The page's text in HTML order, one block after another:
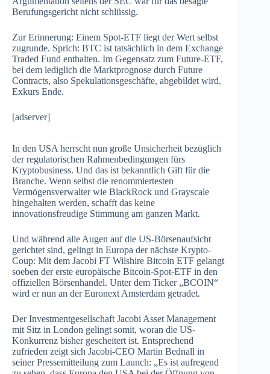
Berufungsgericht nicht schlüssig.
Zur Erinnerung: Einem Spot-ETF liegt der Wert selbst
zugrunde. Sprich: BTC ist tatsächlich in dem Exchange
Traded Fund enthalten. Im Gegensatz zum Future-ETF,
bei dem lediglich die Marktprognose durch Future
Contracts, also Spekulationsgeschäfte, abgebildet wird.
Exkurs Ende.
[adserver]
In den USA herrscht nun große Unsicherheit bezüglich
der regulatorischen Rahmenbedingungen fürs
Kryptobusiness. Und das ist bekanntlich Gift für die
Branche. Wenn selbst die renommiertesten
Vermögensverwalter wie BlackRock und Grayscale
hingehalten werden, schafft das keine
innovationsfreudige Stimmung am ganzen Markt.
Und während alle Augen auf die US-Börsenaufsicht
gerichtet sind, gelingt in Europa der nächste Krypto-
Coup: Mit dem Jacobi FT Wilshire Bitcoin ETF gelangt
soeben der erste europäische Bitcoin-Spot-ETF in den
offiziellen Börsenhandel. Unter dem Ticker „BCOIN“
wird er nun an der Euronext Amsterdam getradet.
Der Investmentgesellschaft Jacobi Asset Management
mit Sitz in London gelingt somit, woran die US-
Konkurrenz bisher gescheitert ist. Entsprechend
zufrieden zeigt sich Jacobi-CEO Martin Bednall in
seiner Pressemitteilung zum Launch: „Es ist aufregend